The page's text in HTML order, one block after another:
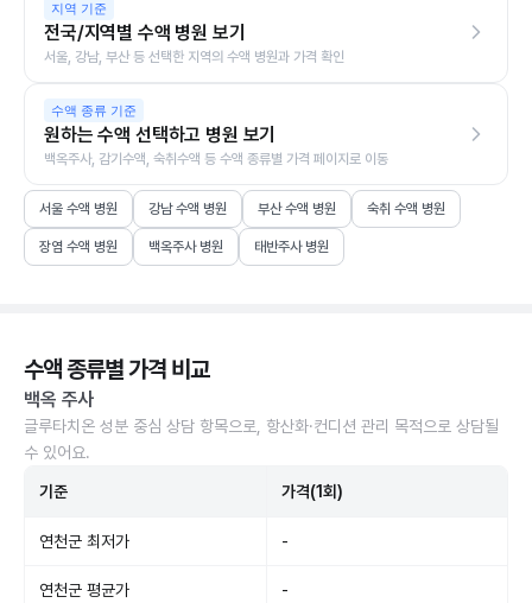
지역 기준
전국/지역별 수액 병원 보기
서울, 강남, 부산 등 선택한 지역의 수액 병원과 가격 확인
수액 종류 기준
원하는 수액 선택하고 병원 보기
백옥주사, 감기수액, 숙취수액 등 수액 종류별 가격 페이지로 이동
서울 수액 병원 강남 수액 병원 부산 수액 병원 숙취 수액 병원
장염 수액 병원 백옥주사 병원 태반주사 병원
수액 종류별 가격 비교
백옥 주사
글루타치온 성분 중심 상담 항목으로, 항산화·컨디션 관리 목적으로 상담될
수 있어요.
기준 가격(1회)
연천군 최저가 -
연천군 평균가 -